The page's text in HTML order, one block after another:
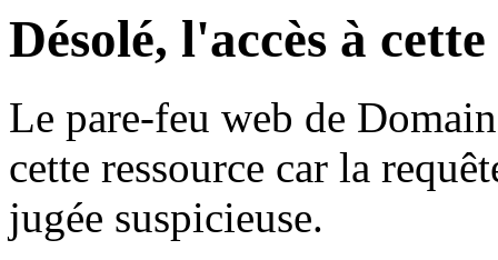
Désolé, l'accès à
Le pare-feu web de
cette ressource car la
jugée suspicieuse.